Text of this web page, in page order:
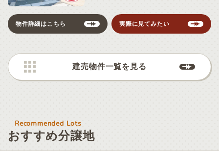
物件詳細はこちら 実際に見てみたい
建売物件一覧を見る
Recommended Lots
おすすめ分譲地